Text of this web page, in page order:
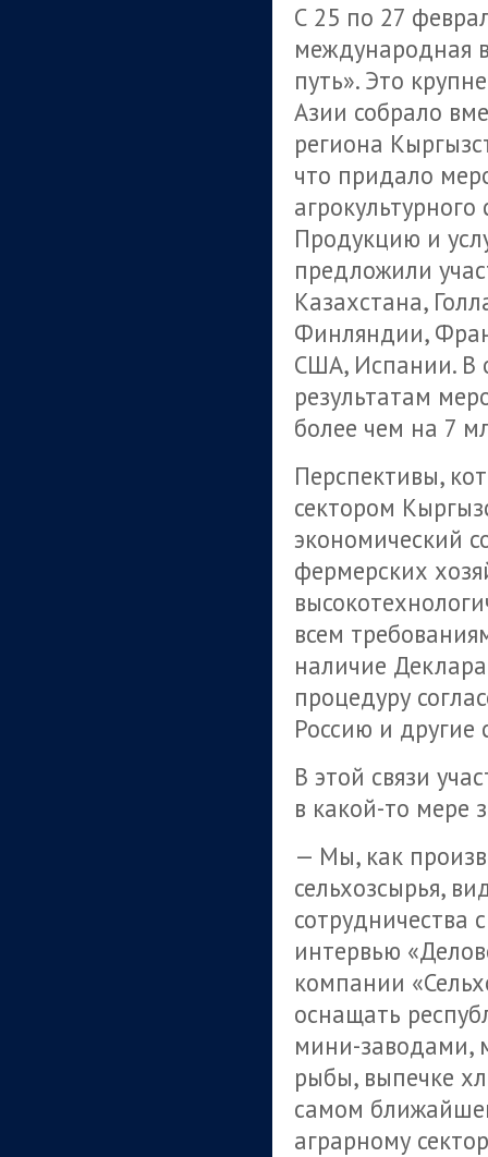
С 25 по 27
международная
путь». Это
Азии собрало
региона
что придало
Продукцию и
предложили
Казахстана,
Финляндии,
США, Испании. В
результатам
более чем на 7
Перспективы,
сектором
экономический
фермерских
всем
наличие
процедуру
Россию и другие
В этой связи
в какой-то мере
— Мы, как
сельхозсырья,
сотрудничества
интервью
компании
оснащать
мини-заводами,
рыбы, выпечке
самом
аграрному